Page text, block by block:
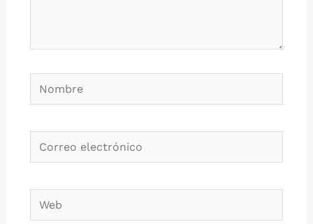
Nombre
Correo
electrónico
Web